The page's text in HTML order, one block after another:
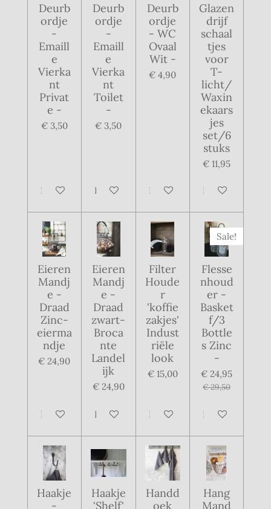
Deurb
ordje
-
Emaill
e
Vierka
nt
Privat
e -
€ 3,50
In winkelwagen
Deurb
ordje
-
Emaill
e
Vierka
nt
Toilet
-
€ 3,50
In winkelwagen
Deurb
ordje
- WC
Ovaal
Wit -
€ 4,90
In winkelwagen
Glazen
drijf
schaal
tjes
voor
T-
licht/
Waxin
ekaars
jes
set/6
stuks
€ 11,95
In winkelwagen
Eieren
Mandj
e -
Draad
Zinc-
eierma
ndje
€ 24,90
In winkelwagen
Eieren
Mandj
e -
Draad
zwart-
Broca
nte
Landel
ijk
€ 24,90
In winkelwagen
Filter
Houde
r
'koffie
zakjes'
Indust
riële
look
€ 15,00
In winkelwagen
Sale!
Flesse
nhoud
er -
Basket
f/3
Bottle
s Zinc
-
€ 24,95
€ 29,50
In winkelwagen
Haakje
-
Haakje
'Shelf'
Handd
oek
Hang
Mand